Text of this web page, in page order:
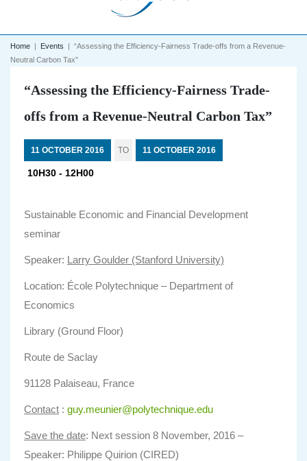
Home | Events | “Assessing the Efficiency-Fairness Trade-offs from a Revenue-
Neutral Carbon Tax”
“Assessing the Efficiency-Fairness Trade-
offs from a Revenue-Neutral Carbon Tax”
11 OCTOBER 2016 TO 11 OCTOBER 2016
10H30 - 12H00
Sustainable Economic and Financial Development
seminar
Speaker: Larry Goulder (Stanford University)
Location: École Polytechnique – Department of
Economics
Library (Ground Floor)
Route de Saclay
91128 Palaiseau, France
Contact : guy.meunier@polytechnique.edu
Save the date: Next session 8 November, 2016 –
Speaker: Philippe Quirion (CIRED)